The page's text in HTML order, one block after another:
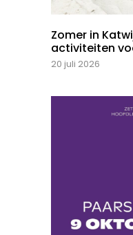
Zomer in
activiteiten
20 juli 2026